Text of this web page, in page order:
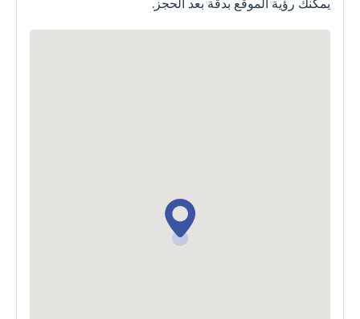
يمكنك رؤية الموقع بدقة بعد الحجز.